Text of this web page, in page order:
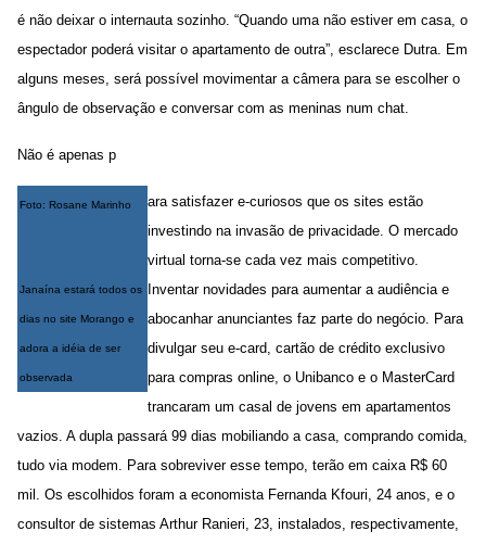
é não deixar o internauta sozinho. “Quando uma não estiver em casa, o
espectador poderá visitar o apartamento de outra”, esclarece Dutra. Em
alguns meses, será possível movimentar a câmera para se escolher o
ângulo de observação e conversar com as meninas num chat.
Não é apenas p
Foto: Rosane Marinho
Janaína estará todos os
dias no site Morango e
adora a idéia de ser
observada
ara satisfazer e-curiosos que os sites estão
investindo na invasão de privacidade. O mercado
virtual torna-se cada vez mais competitivo.
Inventar novidades para aumentar a audiência e
abocanhar anunciantes faz parte do negócio. Para
divulgar seu e-card, cartão de crédito exclusivo
para compras online, o Unibanco e o MasterCard
trancaram um casal de jovens em apartamentos
vazios. A dupla passará 99 dias mobiliando a casa, comprando comida,
tudo via modem. Para sobreviver esse tempo, terão em caixa R$ 60
mil. Os escolhidos foram a economista Fernanda Kfouri, 24 anos, e o
consultor de sistemas Arthur Ranieri, 23, instalados, respectivamente,